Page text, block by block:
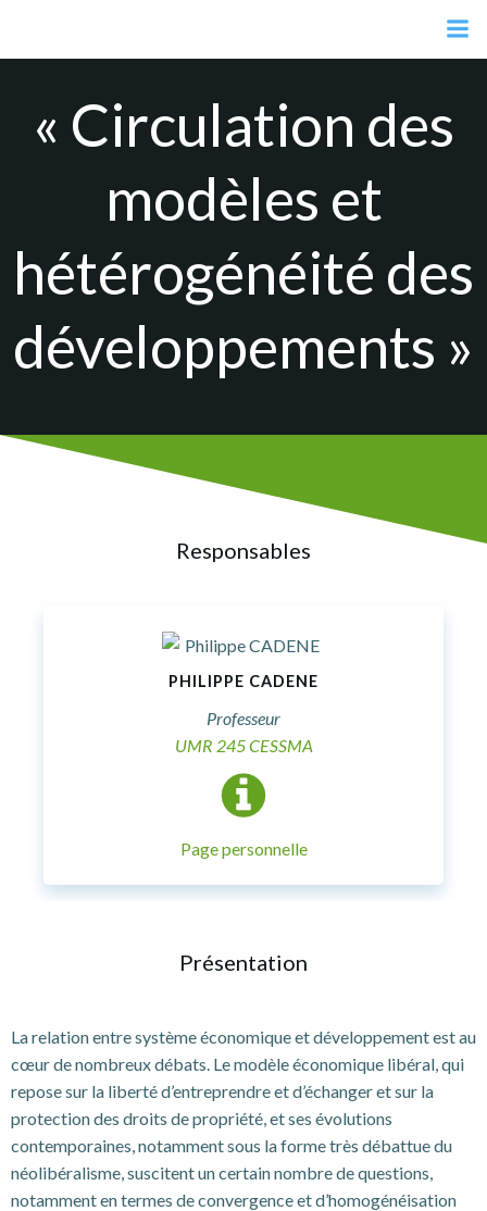
contenu
« Circulation des
modèles et
hétérogénéité des
développements »
Responsables
PHILIPPE CADENE
Professeur
UMR 245 CESSMA
Page personnelle
Présentation
La relation entre système économique et développement est au
cœur de nombreux débats. Le modèle économique libéral, qui
repose sur la liberté d’entreprendre et d’échanger et sur la
protection des droits de propriété, et ses évolutions
contemporaines, notamment sous la forme très débattue du
néolibéralisme, suscitent un certain nombre de questions,
notamment en termes de convergence et d’homogénéisation